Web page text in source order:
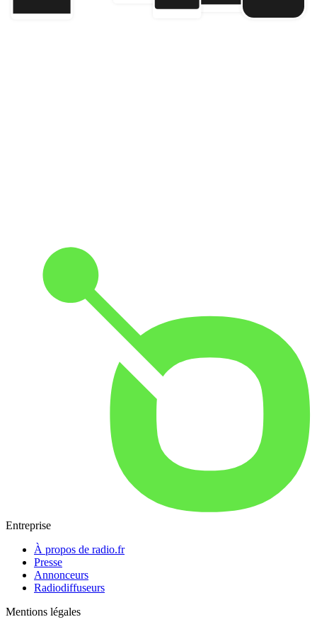
Entreprise
À propos de radio.fr
Presse
Annonceurs
Radiodiffuseurs
Mentions légales